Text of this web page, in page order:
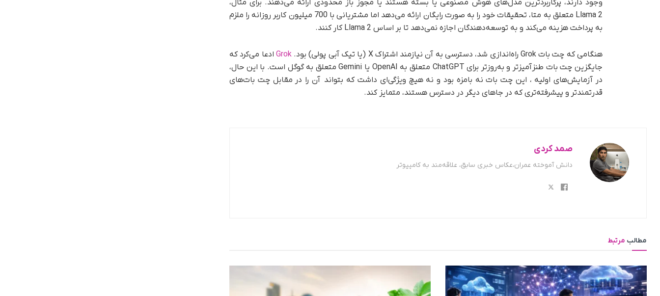
وجود دارند، پرکاربردترین مدل‌های هوش مصنوعی یا بسته هستند یا مجوز باز محدودی ارائه می‌دهند. برای مثال،
Llama 2 متعلق به متا، تحقیقات خود را به صورت رایگان ارائه می‌دهد اما مشتریانی با 700 میلیون کاربر روزانه را ملزم
به پرداخت هزینه می‌کند و به توسعه‌دهندگان اجازه نمی‌دهد تا بر اساس Llama 2 کار کنند.
هنگامی که چت بات Grok راه‌اندازی شد، دسترسی به آن نیازمند اشتراک X (یا تیک آبی پولی) بود. Grok ادعا می‌کرد که
جایگزین چت بات طنزآمیزتر و به‌روزتر برای ChatGPT متعلق به OpenAI یا Gemini متعلق به گوگل است. با این حال،
در آزمایش‌های اولیه ، این چت بات نه بامزه بود و نه هیچ ویژگی‌ای داشت که بتواند آن را در مقابل چت بات‌های
قدرتمندتر و پیشرفته‌تری که در جاهای دیگر در دسترس هستند، متمایز کند.
صمد کردی
دانش آموخته عمران،عکاس خبری سابق، علاقه‌مند به کامپیوتر
مطالب مرتبط